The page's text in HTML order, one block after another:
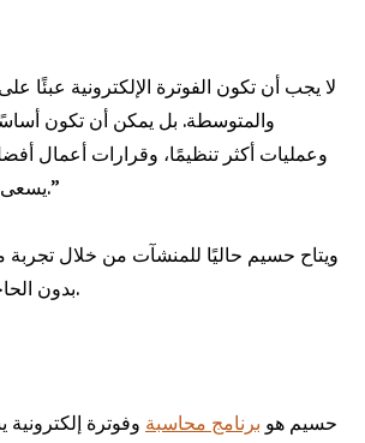
والمتوسطة. بل يمكن أن تكون
وعمليات أكثر تنظيمًا، وقرارات أعمال
يسعى حسيم إلى القيام به.”
بدون الحاجة إلى بطاقة ائتمان.
حسيم هو برنامج محاسبة وفوترة